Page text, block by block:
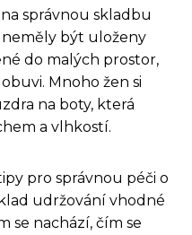
správnou skladbu
být uloženy
do malých prostor,
Mnoho žen si
na boty, která
a vlhkostí.
pro správnou péči o
udržování vhodné
se nachází, čím se